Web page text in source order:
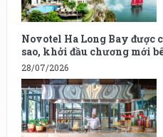
Novotel Ha Long Bay được
sao, khởi đầu chương mới
28/07/2026